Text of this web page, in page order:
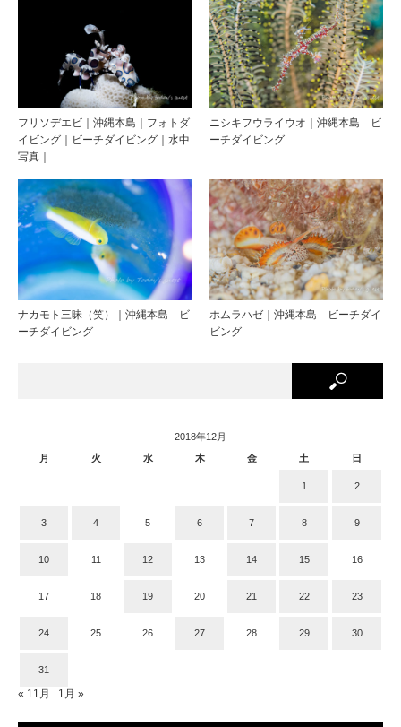
フリソデエビ｜沖縄本島｜フォトダ
イビング｜ビーチダイビング｜水中
写真｜
ニシキフウライウオ｜沖縄本島 ビ
ーチダイビング
ナカモト三昧（笑）｜沖縄本島 ビ
ーチダイビング
ホムラハゼ｜沖縄本島 ビーチダイ
ビング
2018年12月
月
火 水 木 金 土 日
1 2
3 4 5 6 7 8 9
10 11 12 13 14 15 16
17 18 19 20 21 22 23
24 25 26 27 28 29 30
31
« 11月 1月 »